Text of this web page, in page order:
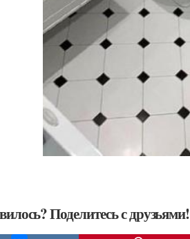
Поделитесь с друзьями!